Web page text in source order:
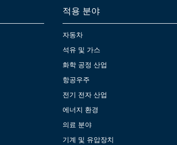
적용 분야
자동차
석유 및 가스
화학 공정 산업
항공우주
전기 전자 산업
에너지 환경
의료 분야
기계 및 유압장치